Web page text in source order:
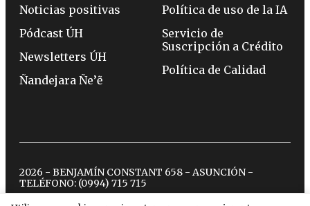
Noticias positivas
Pódcast ÚH
Newsletters ÚH
Ñandejara Ñe’ẽ
Política de uso de la IA
Servicio de
Suscripción a Crédito
Política de Calidad
2026 - BENJAMÍN CONSTANT 658 - ASUNCIÓN -
TELÉFONO: (0994) 715 715